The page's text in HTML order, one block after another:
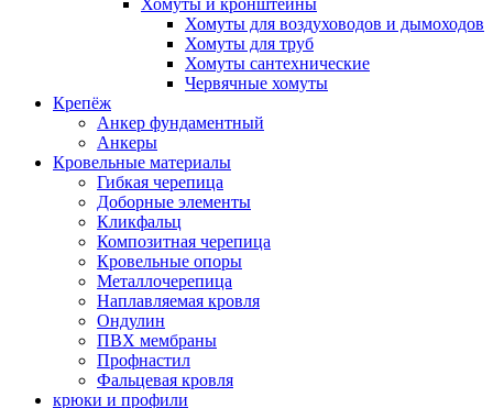
Хомуты и кронштейны
Хомуты для воздуховодов и дымоходов
Хомуты для труб
Хомуты сантехнические
Червячные хомуты
Крепёж
Анкер фундаментный
Анкеры
Кровельные материалы
Гибкая черепица
Доборные элементы
Кликфальц
Композитная черепица
Кровельные опоры
Металлочерепица
Наплавляемая кровля
Ондулин
ПВХ мембраны
Профнастил
Фальцевая кровля
крюки и профили